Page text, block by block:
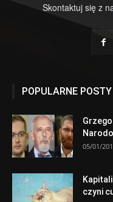
Skontaktuj się z
POPULARNE POSTY
05/01/
czyni